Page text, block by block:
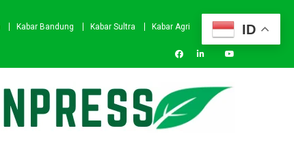
Kabar Bandung Kabar Sultra
Kabar Agri
ID